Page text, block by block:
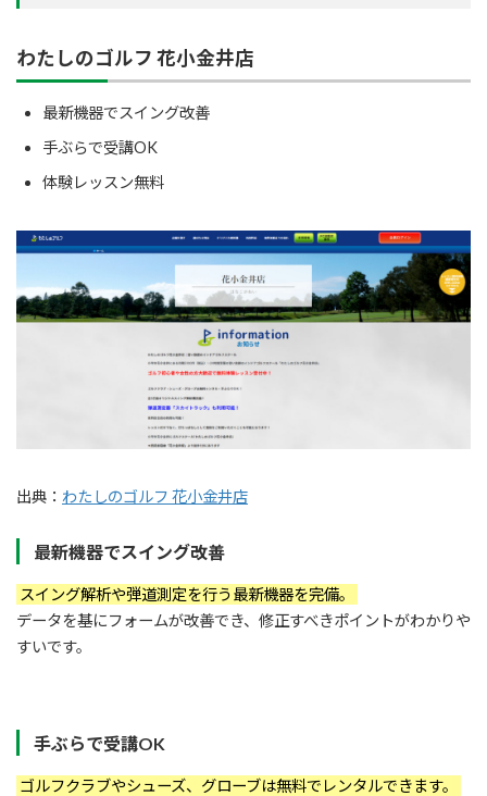
わたしのゴルフ 花小金井店
最新機器でスイング改善
手ぶらで受講OK
体験レッスン無料
出典： わたしのゴルフ 花小金井店
最新機器でスイング改善
スイング解析や弾道測定を行う最新機器を完備。
データを基にフォームが改善でき、修正すべきポイントがわかりや
すいです。
手ぶらで受講OK
ゴルフクラブやシューズ、グローブは無料でレンタルできます。